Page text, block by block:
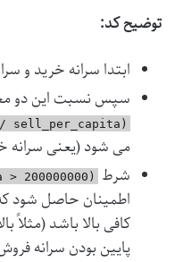
توضیح کد:
ابتدا سرانه خرید و
سپس نسبت این دو
(buy_per_capita / sell_per_capita) > 1.5
می شود (یعنی سرانه خرید ۱.۵ برابر سرانه
شرط
(buy_per_capita > 200000000)
اطمینان حاصل شود که
پایین بودن سرانه